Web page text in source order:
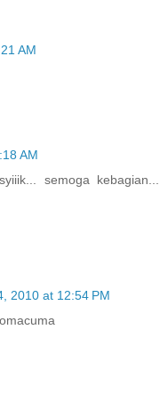
AM
AM
semoga kebagian...
2010 at 12:54 PM